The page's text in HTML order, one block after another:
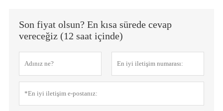
Son fiyat olsun? En kısa sürede cevap
vereceğiz (12 saat içinde)